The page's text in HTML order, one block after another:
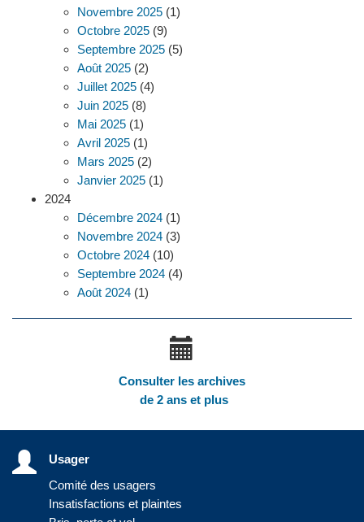
Novembre 2025 (1)
Octobre 2025 (9)
Septembre 2025 (5)
Août 2025 (2)
Juillet 2025 (4)
Juin 2025 (8)
Mai 2025 (1)
Avril 2025 (1)
Mars 2025 (2)
Janvier 2025 (1)
2024
Décembre 2024 (1)
Novembre 2024 (3)
Octobre 2024 (10)
Septembre 2024 (4)
Août 2024 (1)
Consulter les archives
de 2 ans et plus
Usager
Comité des usagers
Insatisfactions et plaintes